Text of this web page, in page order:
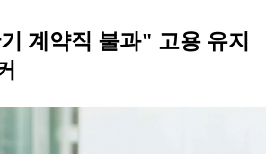
계약직 불과" 고용 유지